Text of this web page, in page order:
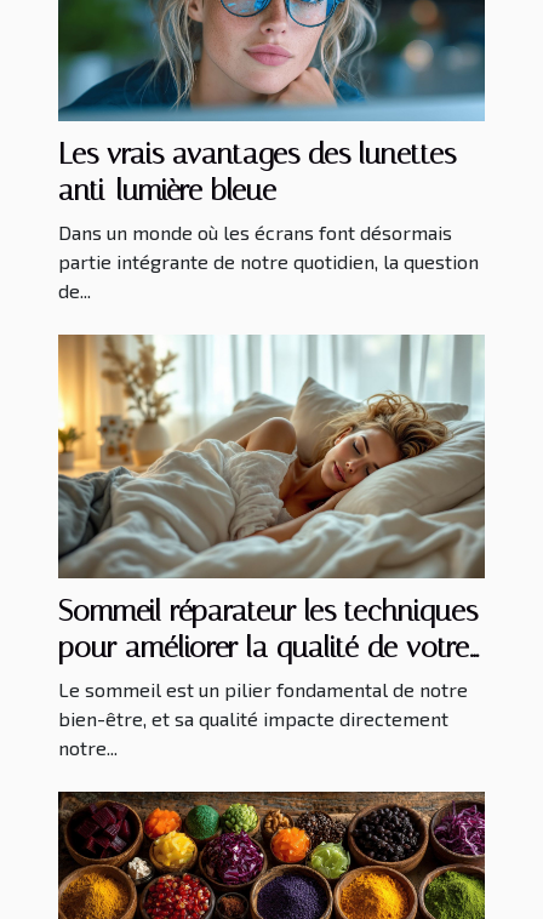
Les vrais avantages des lunettes
anti-lumière bleue
Dans un monde où les écrans font désormais
partie intégrante de notre quotidien, la question
de...
Sommeil réparateur les techniques
pour améliorer la qualité de votre
repos nocturne
Le sommeil est un pilier fondamental de notre
bien-être, et sa qualité impacte directement
notre...